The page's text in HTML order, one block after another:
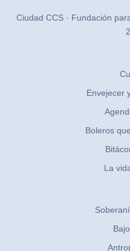
Ciudad CCS · Fundación
Envejecer
Boleros
La